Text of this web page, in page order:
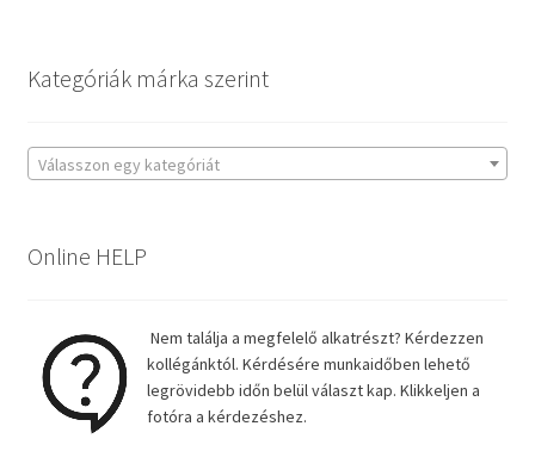
Kategóriák márka szerint
Válasszon egy kategóriát
Online HELP
Nem találja a megfelelő alkatrészt? Kérdezzen
kollégánktól. Kérdésére munkaidőben lehető
legrövidebb időn belül választ kap. Klikkeljen a
fotóra a kérdezéshez.